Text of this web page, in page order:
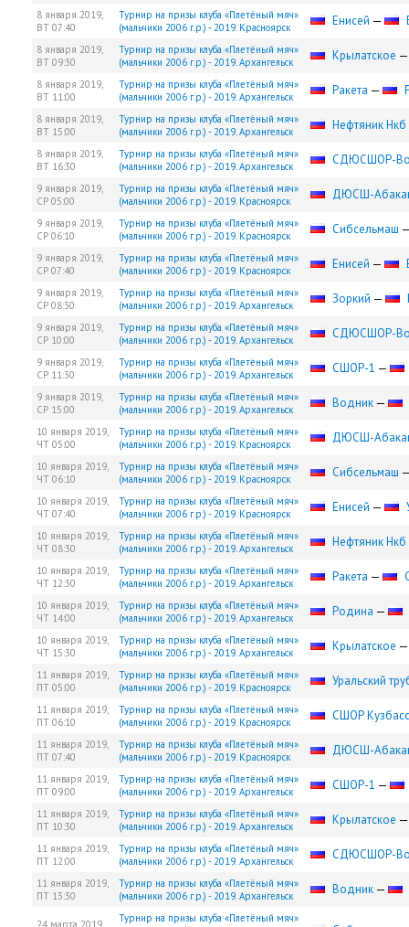
8 января 2019,
ВТ 07:40
Турнир на призы клуба «Плетёный мяч»
(мальчики 2006 г.р.) - 2019. Красноярск
Енисей —
8 января 2019,
ВТ 09:30
Турнир на призы клуба «Плетёный мяч»
(мальчики 2006 г.р.) - 2019. Архангельск
Крылатское
8 января 2019,
ВТ 11:00
Турнир на призы клуба «Плетёный мяч»
(мальчики 2006 г.р.) - 2019. Архангельск
Ракета —
8 января 2019,
ВТ 15:00
Турнир на призы клуба «Плетёный мяч»
(мальчики 2006 г.р.) - 2019. Архангельск
Нефтяник Нкб
8 января 2019,
ВТ 16:30
Турнир на призы клуба «Плетёный мяч»
(мальчики 2006 г.р.) - 2019. Архангельск
СДЮCШОР-
9 января 2019,
СР 05:00
Турнир на призы клуба «Плетёный мяч»
(мальчики 2006 г.р.) - 2019. Красноярск
ДЮСШ-
9 января 2019,
СР 06:10
Турнир на призы клуба «Плетёный мяч»
(мальчики 2006 г.р.) - 2019. Красноярск
Сибсельмаш
9 января 2019,
СР 07:40
Турнир на призы клуба «Плетёный мяч»
(мальчики 2006 г.р.) - 2019. Красноярск
Енисей —
9 января 2019,
СР 08:30
Турнир на призы клуба «Плетёный мяч»
(мальчики 2006 г.р.) - 2019. Архангельск
Зоркий —
9 января 2019,
СР 10:00
Турнир на призы клуба «Плетёный мяч»
(мальчики 2006 г.р.) - 2019. Архангельск
СДЮCШОР-
9 января 2019,
СР 11:30
Турнир на призы клуба «Плетёный мяч»
(мальчики 2006 г.р.) - 2019. Архангельск
СШОР-1 —
9 января 2019,
СР 15:00
Турнир на призы клуба «Плетёный мяч»
(мальчики 2006 г.р.) - 2019. Архангельск
Водник —
10 января 2019,
ЧТ 05:00
Турнир на призы клуба «Плетёный мяч»
(мальчики 2006 г.р.) - 2019. Красноярск
ДЮСШ-
10 января 2019,
ЧТ 06:10
Турнир на призы клуба «Плетёный мяч»
(мальчики 2006 г.р.) - 2019. Красноярск
Сибсельмаш
10 января 2019,
ЧТ 07:40
Турнир на призы клуба «Плетёный мяч»
(мальчики 2006 г.р.) - 2019. Красноярск
Енисей —
10 января 2019,
ЧТ 08:30
Турнир на призы клуба «Плетёный мяч»
(мальчики 2006 г.р.) - 2019. Архангельск
Нефтяник Нкб
10 января 2019,
ЧТ 12:30
Турнир на призы клуба «Плетёный мяч»
(мальчики 2006 г.р.) - 2019. Архангельск
Ракета —
10 января 2019,
ЧТ 14:00
Турнир на призы клуба «Плетёный мяч»
(мальчики 2006 г.р.) - 2019. Архангельск
Родина —
10 января 2019,
ЧТ 15:30
Турнир на призы клуба «Плетёный мяч»
(мальчики 2006 г.р.) - 2019. Архангельск
Крылатское
11 января 2019,
ПТ 05:00
Турнир на призы клуба «Плетёный мяч»
(мальчики 2006 г.р.) - 2019. Красноярск
Уральский
11 января 2019,
ПТ 06:10
Турнир на призы клуба «Плетёный мяч»
(мальчики 2006 г.р.) - 2019. Красноярск
СШОР Кузбасс
11 января 2019,
ПТ 07:40
Турнир на призы клуба «Плетёный мяч»
(мальчики 2006 г.р.) - 2019. Красноярск
ДЮСШ-
11 января 2019,
ПТ 09:00
Турнир на призы клуба «Плетёный мяч»
(мальчики 2006 г.р.) - 2019. Архангельск
СШОР-1 —
11 января 2019,
ПТ 10:30
Турнир на призы клуба «Плетёный мяч»
(мальчики 2006 г.р.) - 2019. Архангельск
Крылатское
11 января 2019,
ПТ 12:00
Турнир на призы клуба «Плетёный мяч»
(мальчики 2006 г.р.) - 2019. Архангельск
СДЮCШОР-
11 января 2019,
ПТ 13:30
Турнир на призы клуба «Плетёный мяч»
(мальчики 2006 г.р.) - 2019. Архангельск
Водник —
24 марта 2019,
Турнир на призы клуба «Плетёный мяч»